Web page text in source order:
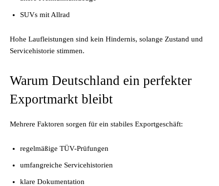
SUVs mit Allrad
Hohe Laufleistungen sind kein Hindernis, solange Zustand und
Servicehistorie stimmen.
Warum Deutschland ein perfekter
Exportmarkt bleibt
Mehrere Faktoren sorgen für ein stabiles Exportgeschäft:
regelmäßige TÜV-Prüfungen
umfangreiche Servicehistorien
klare Dokumentation